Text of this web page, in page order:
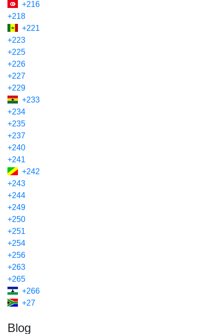
+216
+218
+221
+223
+225
+226
+227
+229
+233
+234
+235
+237
+240
+241
+242
+243
+244
+249
+250
+251
+254
+256
+263
+265
+266
+27
Blog